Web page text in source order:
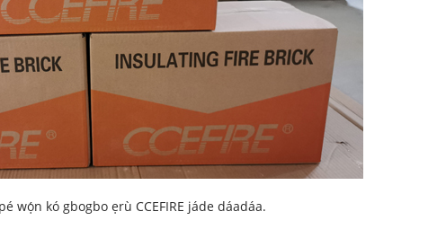
kó gbogbo ẹrù CCEFIRE jáde dáadáa.